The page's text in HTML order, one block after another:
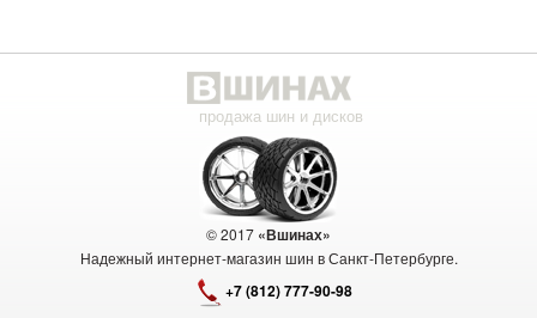
продажа шин и дисков
© 2017 «Вшинах»
Надежный интернет-магазин шин в Санкт-Петербурге.
+7 (812) 777-90-98